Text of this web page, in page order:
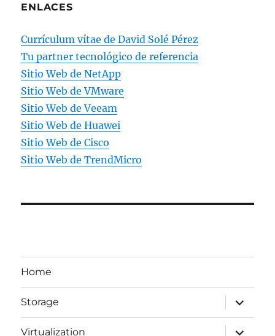
ENLACES
Currículum vítae de David Solé Pérez
Tu partner tecnológico de referencia
Sitio Web de NetApp
Sitio Web de VMware
Sitio Web de Veeam
Sitio Web de Huawei
Sitio Web de Cisco
Sitio Web de TrendMicro
Home
Storage
expande
el
menú
inferior
Virtualization
expande